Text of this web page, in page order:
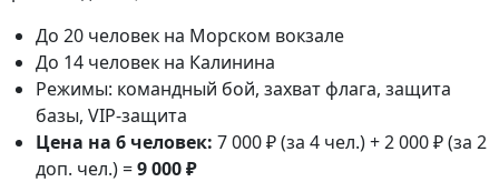
До 20 человек на Морском вокзале
До 14 человек на Калинина
Режимы: командный бой, захват флага, защита
базы, VIP-защита
Цена на 6 человек: 7 000 ₽ (за 4 чел.) + 2 000 ₽ (за 2
доп. чел.) =9 000 ₽